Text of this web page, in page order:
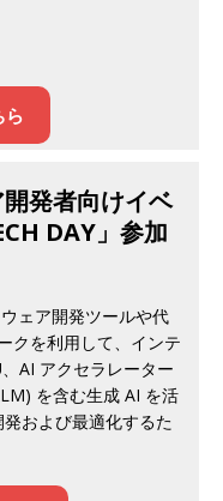
ら
発者向けイベ
DAY」参加
ェア開発ツールや代
クを利用して、インテ
AI アクセラレーター
を含む生成 AI を活
および最適化するた